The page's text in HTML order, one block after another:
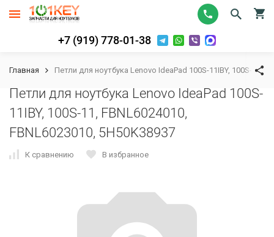
+7 (919) 778-01-38
Главная Петли для ноутбука Lenovo IdeaPad 100S-11IBY, 100S-11,
Петли для ноутбука Lenovo IdeaPad 100S-
11IBY, 100S-11, FBNL6024010,
FBNL6023010, 5H50K38937
К сравнению В избранное